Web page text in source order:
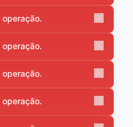
operação.
operação.
operação.
operação.